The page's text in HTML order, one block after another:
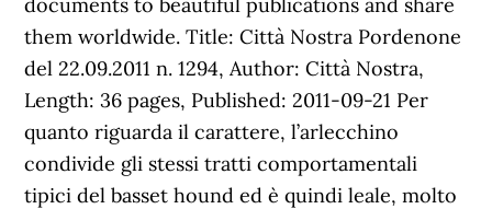
them worldwide. Title: Città Nostra Pordenone
del 22.09.2011 n. 1294, Author: Città Nostra,
Length: 36 pages, Published: 2011-09-21 Per
quanto riguarda il carattere, l’arlecchino
condivide gli stessi tratti comportamentali
tipici del basset hound ed è quindi leale, molto